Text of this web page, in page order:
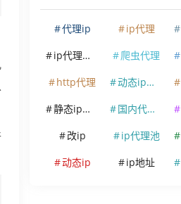
代理ip ip代理
ip代理软件
爬虫代理
http代理
动态ip代理
静态ip代理
国内代理ip
改ip
ip代理池
动态ip
ip地址